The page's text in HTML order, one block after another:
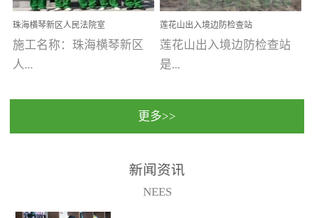
她将越来越枝繁叶茂，终
将会成为一棵参天大树！
优吸环保截止2020年拥有
全国600家网点分支机构。
致酒店是为中高端人士...
州)校区 工程案...
珠海横琴新区人民法院室
内除甲醛空气治理项目
施工名称：珠海横琴新区
人...
民法院室内除甲醛空气治
保施工日期：2020年1月珠
莲花山出入境边防检查站
室内除甲醛空气治理项目
莲花山出入境边防检查站
是...
国家通过设在对外开放口
（及各出入境边防检查
更多>>
新闻资讯
NEES